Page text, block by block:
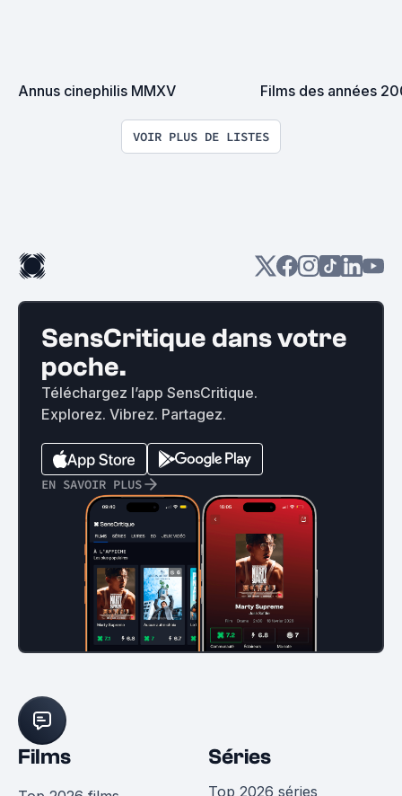
Annus cinephilis MMXV Films des années
VOIR PLUS DE LISTES
SensCritique dans votre
poche.
Téléchargez l’app SensCritique.
Explorez. Vibrez. Partagez.
EN SAVOIR PLUS
Films Séries
Top 2026 séries